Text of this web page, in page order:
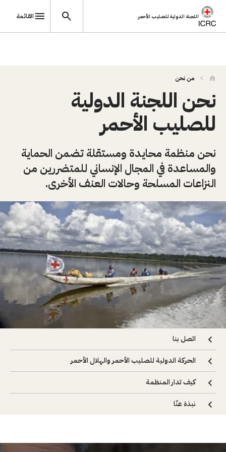
تجاوز إلى المحتوى الرئيسي
اللجنة الدولية للصليب الأحمر القائمة
من نحن
نحن اللجنة الدولية
للصليب الأحمر
نحن منظمة محايدة ومستقلة تضمن الحماية
والمساعدة في المجال الإنساني للمتضررين من
النزاعات المسلحة وحالات العنف الأخرى.
اتصل بنا
الحركة الدولية للصليب الأحمر والهلال الأحمر
كيف تدار المنظمة
نبذة عنّا